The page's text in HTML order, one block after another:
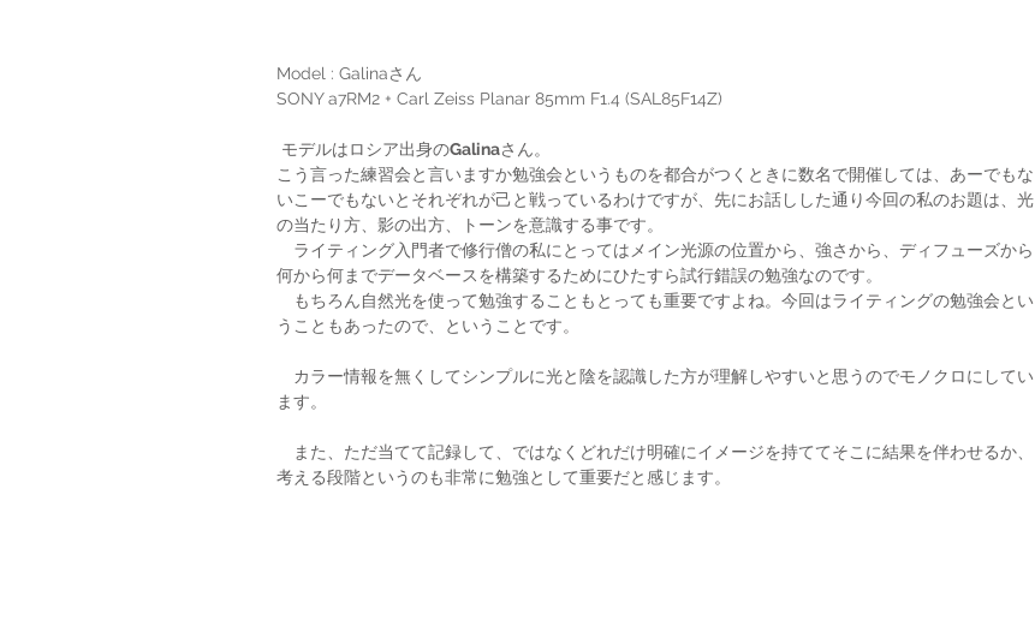
Model : Galinaさん
SONY a7RM2 + Carl Zeiss Planar 85mm F1.4 (SAL85F14Z)
モデルはロシア出身のGalinaさん。
こう言った練習会と言いますか勉強会というものを都合がつくときに数名で開催しては、あーでもな
いこーでもないとそれぞれが己と戦っているわけですが、先にお話しした通り今回の私のお題は、光
の当たり方、影の出方、トーンを意識する事です。
ライティング入門者で修行僧の私にとってはメイン光源の位置から、強さから、ディフューズから
何から何までデータベースを構築するためにひたすら試行錯誤の勉強なのです。
もちろん自然光を使って勉強することもとっても重要ですよね。今回はライティングの勉強会とい
うこともあったので、ということです。
カラー情報を無くしてシンプルに光と陰を認識した方が理解しやすいと思うのでモノクロにしてい
ます。
また、ただ当てて記録して、ではなくどれだけ明確にイメージを持ててそこに結果を伴わせるか、
考える段階というのも非常に勉強として重要だと感じます。